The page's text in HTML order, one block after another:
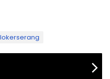
lokerserang